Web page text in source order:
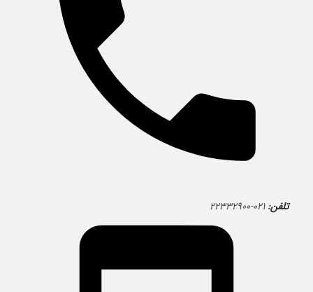
تلفن: ۰۲۱-۲۲۳۳۲۹۰۰